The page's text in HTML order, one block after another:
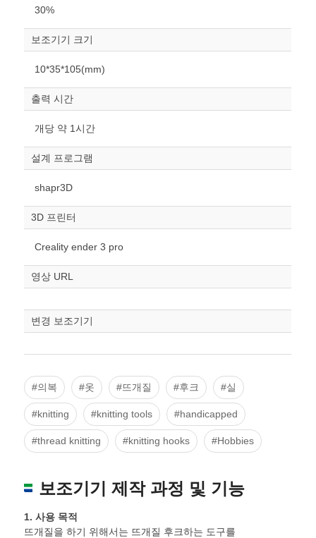
조정“ 버튼을 눌러주세요.
너비
높이
mm
폭
mm
스케일
STL다운로드
30%
보조기기 크기
10*35*105(mm)
출력 시간
개당 약 1시간
설계 프로그램
shapr3D
3D 프린터
Creality ender 3 pro
영상 URL
변경 보조기기
#의복 #옷 #뜨개질 #후크 #실
#knitting #knitting tools #handicapped
#thread knitting #knitting hooks #Hobbies
보조기기 제작 과정 및 기능
1. 사용 목적
뜨개질을 하기 위해서는 뜨개질 후크하는 도구를